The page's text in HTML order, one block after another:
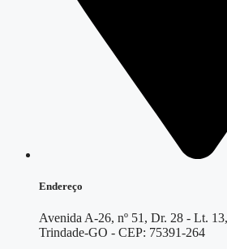
Endereço
Avenida A-26, nº 51, Dr. 28 - Lt.
Trindade-GO - CEP: 75391-264